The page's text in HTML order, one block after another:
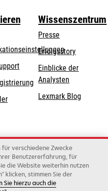
wird
einer
neuen
Wissenszentrum
Presse
Erfolgsstory
Einblicke der
Analysten
Lexmark Blog
verschiedene Zwecke
Benutzererfahrung, für
die Website weiterhin nutzen
klicken, stimmen Sie der
Sie hierzu auch die